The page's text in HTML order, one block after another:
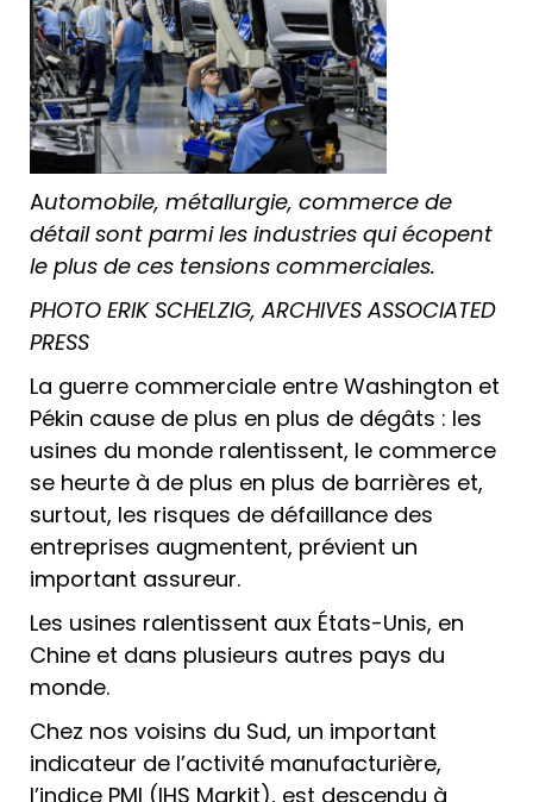
Automobile, métallurgie, commerce de
détail sont parmi les industries qui écopent
le plus de ces tensions commerciales.
PHOTO ERIK SCHELZIG, ARCHIVES ASSOCIATED
PRESS
La guerre commerciale entre Washington et
Pékin cause de plus en plus de dégâts : les
usines du monde ralentissent, le commerce
se heurte à de plus en plus de barrières et,
surtout, les risques de défaillance des
entreprises augmentent, prévient un
important assureur.
Les usines ralentissent aux États-Unis, en
Chine et dans plusieurs autres pays du
monde.
Chez nos voisins du Sud, un important
indicateur de l’activité manufacturière,
l’indice PMI (IHS Markit), est descendu à